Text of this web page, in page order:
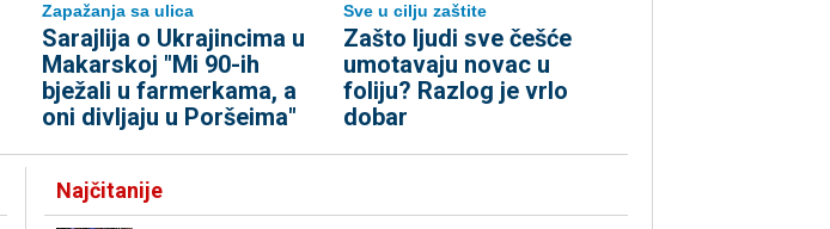
Zapažanja sa ulica
Sarajlija o Ukrajincima u
Makarskoj "Mi 90-ih
bježali u farmerkama, a
oni divljaju u Poršeima"
Sve u cilju zaštite
Zašto ljudi sve češće
umotavaju novac u
foliju? Razlog je vrlo
dobar
Najčitanije